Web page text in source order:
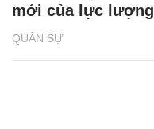
QUÂN SỰ
mới của lực